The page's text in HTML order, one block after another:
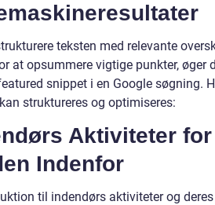
teksten med relevante
at opsummere vigtige punkter, øger
snippet i en Google søgning.
struktureres og optimiseres:
Aktiviteter
Indenfor
til indendørs aktiviteter og